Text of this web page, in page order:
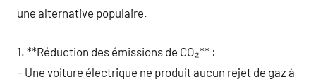
une alternative populaire.
1. **Réduction des émissions de CO₂** :
– Une voiture électrique ne produit aucun rejet de gaz à